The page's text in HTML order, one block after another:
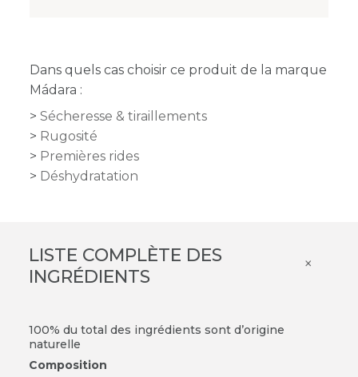
Dans quels cas choisir ce produit de la marque
Mádara :
Sécheresse & tiraillements
Rugosité
Premières rides
Déshydratation
LISTE COMPLÈTE DES
INGRÉDIENTS
×
100% du total des ingrédients sont d’origine
naturelle
Composition